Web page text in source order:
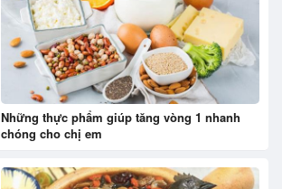
Những thực phẩm giúp tăng vòng 1 nhanh
chóng cho chị em